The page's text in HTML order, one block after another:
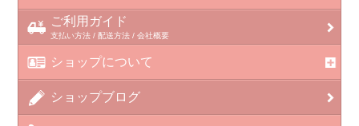
ご利用ガイド
支払い方法 / 配送方法 / 会社概要
ショップについて
ショップブログ